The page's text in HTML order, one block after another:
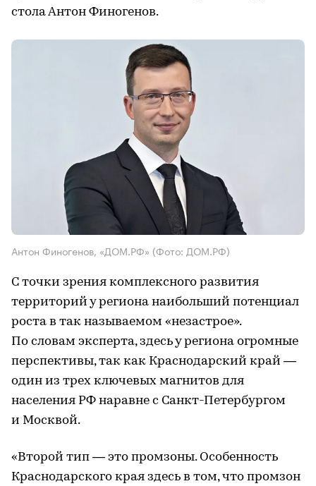
стола Антон Финогенов.
Антон Финогенов, «ДОМ.РФ» (Фото: ДОМ.РФ)
С точки зрения комплексного развития
территорий у региона наибольший потенциал
роста в так называемом «незастрое».
По словам эксперта, здесь у региона огромные
перспективы, так как Краснодарский край —
один из трех ключевых магнитов для
населения РФ наравне с Санкт-Петербургом
и Москвой.
«Второй тип — это промзоны. Особенность
Краснодарского края здесь в том, что промзон